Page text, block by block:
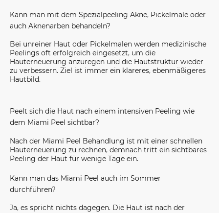
Kann man mit dem Spezialpeeling Akne, Pickelmale oder
auch Aknenarben behandeln?
Bei unreiner Haut oder Pickelmalen werden medizinische
Peelings oft erfolgreich eingesetzt, um die
Hauterneuerung anzuregen und die Hautstruktur wieder
zu verbessern. Ziel ist immer ein klareres, ebenmäßigeres
Hautbild.
Peelt sich die Haut nach einem intensiven Peeling wie
dem Miami Peel sichtbar?
Nach der Miami Peel Behandlung ist mit einer schnellen
Hauterneuerung zu rechnen, demnach tritt ein sichtbares
Peeling der Haut für wenige Tage ein.
Kann man das Miami Peel auch im Sommer
durchführen?
Ja, es spricht nichts dagegen. Die Haut ist nach der